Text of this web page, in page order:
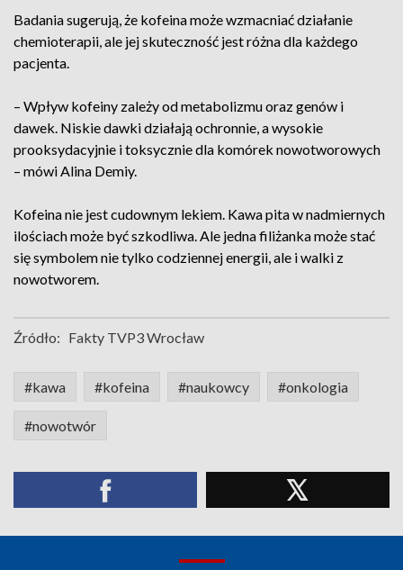
Badania sugerują, że kofeina może wzmacniać działanie
chemioterapii, ale jej skuteczność jest różna dla każdego
pacjenta.
– Wpływ kofeiny zależy od metabolizmu oraz genów i
dawek. Niskie dawki działają ochronnie, a wysokie
prooksydacyjnie i toksycznie dla komórek nowotworowych
– mówi Alina Demiy.
Kofeina nie jest cudownym lekiem. Kawa pita w nadmiernych
ilościach może być szkodliwa. Ale jedna filiżanka może stać
się symbolem nie tylko codziennej energii, ale i walki z
nowotworem.
Źródło: Fakty TVP3 Wrocław
#kawa #kofeina #naukowcy #onkologia
#nowotwór